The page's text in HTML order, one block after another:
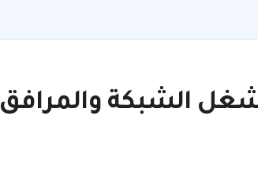
الشبكة والمرافق